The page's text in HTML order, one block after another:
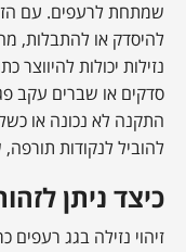
שמתחת לרעפים. עם
להיסדק או להתבלות,
נזילות יכולות להיווצר
סדקים או שברים עקב
התקנה לא נכונה או
להוביל לנקודות
כיצד ניתן
זיהוי נזילה בגג רעפים